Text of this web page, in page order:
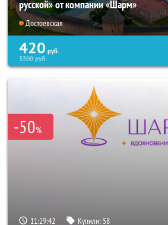
русской» от компании «Шарм»
Достоевская
420 руб.
3300руб.
-50%
11:29:40 Купили: 58